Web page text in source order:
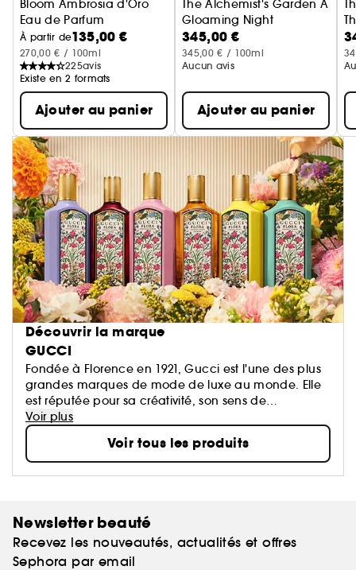
Bloom Ambrosia d'Oro
Eau de Parfum
À partir de135,00 €
270,00 € / 100ml
225avis
Existe en 2 formats
Ajouter au panier
The Alchemist's Garden A
Gloaming Night
Eau de Parfum
345,00 €
345,00 € / 100ml
Aucun avis
Ajouter au panier
Découvrir la marque
GUCCI
Fondée à Florence en 1921, Gucci est l'une des plus
grandes marques de mode de luxe au monde. Elle
est réputée pour sa créativité, son sens de
l’innovation et son savoir-faire artisanal italien. Gucci
est membre du groupe Kering, leader mondial dans
le domaine du prêt-à-porter et des accessoires, qui
possède un large portefolio de grandes marques du
luxe, du sport et art de vivre.
Voir plus
Voir tous les produits
Newsletter beauté
Recevez les nouveautés, actualités et offres
Sephora par email